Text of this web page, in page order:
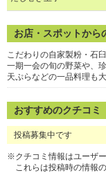
お店・スポットから
こだわりの自家製粉・石
一期一会の旬の野菜や、
天ぷらなどの一品料理も
おすすめのクチコ
投稿募集中です
※クチコミ情報はユーザ
これらは投稿時の情報